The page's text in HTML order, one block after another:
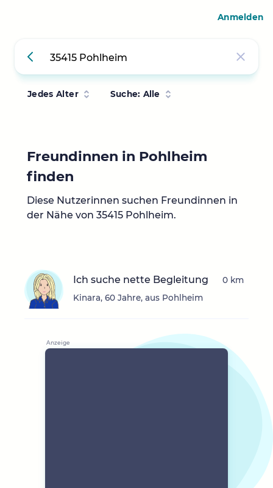
Jedes Alter Suche: Alle
Freundinnen in Pohlheim
finden
Diese Nutzerinnen suchen Freundinnen in
der Nähe von 35415 Pohlheim.
Ich suche nette Begleitung
Kinara, 60 Jahre, aus Pohlheim
0 km
Anmelden